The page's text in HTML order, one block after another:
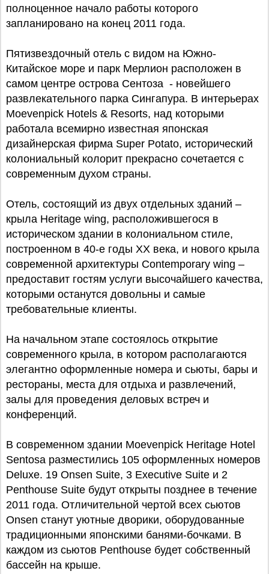
полноценное начало работы которого
запланировано на конец 2011 года.
Пятизвездочный отель с видом на Южно-
Китайское море и парк Мерлион расположен в
самом центре острова Сентоза - новейшего
развлекательного парка Сингапура. В интерьерах
Moevenpick Hotels & Resorts, над которыми
работала всемирно известная японская
дизайнерская фирма Super Potato, исторический
колониальный колорит прекрасно сочетается с
современным духом страны.
Отель, состоящий из двух отдельных зданий –
крыла Heritage wing, расположившегося в
историческом здании в колониальном стиле,
построенном в 40-е годы ХХ века, и нового крыла
современной архитектуры Contemporary wing –
предоставит гостям услуги высочайшего качества,
которыми останутся довольны и самые
требовательные клиенты.
На начальном этапе состоялось открытие
современного крыла, в котором располагаются
элегантно оформленные номера и сьюты, бары и
рестораны, места для отдыха и развлечений,
залы для проведения деловых встреч и
конференций.
В современном здании Moevenpick Heritage Hotel
Sentosa разместились 105 оформленных номеров
Deluxe. 19 Onsen Suite, 3 Executive Suite и 2
Penthouse Suite будут открыты позднее в течение
2011 года. Отличительной чертой всех сьютов
Onsen станут уютные дворики, оборудованные
традиционными японскими банями-бочками. В
каждом из сьютов Penthouse будет собственный
бассейн на крыше.